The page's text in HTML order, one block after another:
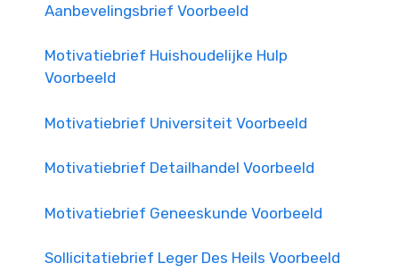
Aanbevelingsbrief Voorbeeld
Motivatiebrief Huishoudelijke Hulp
Voorbeeld
Motivatiebrief Universiteit Voorbeeld
Motivatiebrief Detailhandel Voorbeeld
Motivatiebrief Geneeskunde Voorbeeld
Sollicitatiebrief Leger Des Heils Voorbeeld